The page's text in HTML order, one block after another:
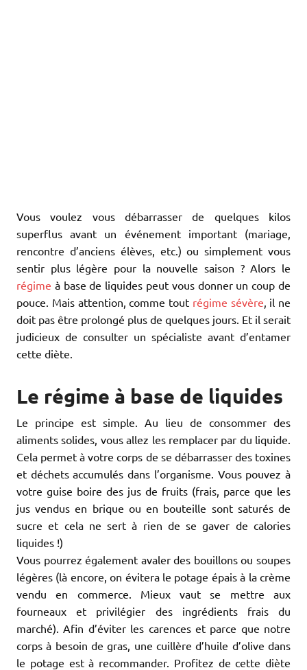
Vous voulez vous débarrasser de quelques kilos
superflus avant un événement important (mariage,
rencontre d’anciens élèves, etc.) ou simplement vous
sentir plus légère pour la nouvelle saison ? Alors le
régime à base de liquides peut vous donner un coup de
pouce. Mais attention, comme tout régime sévère, il ne
doit pas être prolongé plus de quelques jours. Et il serait
judicieux de consulter un spécialiste avant d’entamer
cette diète.
Le régime à base de liquides
Le principe est simple. Au lieu de consommer des
aliments solides, vous allez les remplacer par du liquide.
Cela permet à votre corps de se débarrasser des toxines
et déchets accumulés dans l’organisme. Vous pouvez à
votre guise boire des jus de fruits (frais, parce que les
jus vendus en brique ou en bouteille sont saturés de
sucre et cela ne sert à rien de se gaver de calories
liquides !)
Vous pourrez également avaler des bouillons ou soupes
légères (là encore, on évitera le potage épais à la crème
vendu en commerce. Mieux vaut se mettre aux
fourneaux et privilégier des ingrédients frais du
marché). Afin d’éviter les carences et parce que notre
corps à besoin de gras, une cuillère d’huile d’olive dans
le potage est à recommander. Profitez de cette diète